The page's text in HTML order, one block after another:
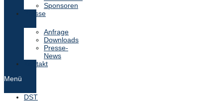
Sponsoren
Presse
Anfrage
Downloads
Presse-
News
Kontakt
Menü
DST